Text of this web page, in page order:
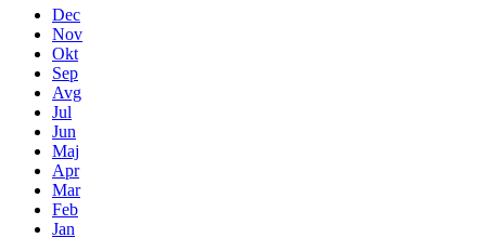
Dec
Nov
Okt
Sep
Avg
Jul
Jun
Maj
Apr
Mar
Feb
Jan